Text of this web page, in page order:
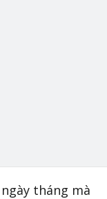
tháng mà